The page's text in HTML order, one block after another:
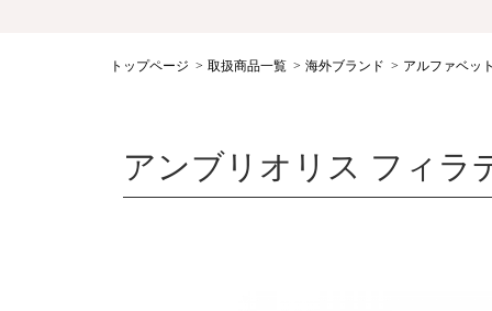
トップページ 取扱商品一覧 海外ブランド アルファベッ
アンブリオリス フィラ